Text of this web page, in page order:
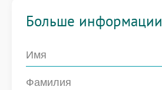
Больше информации